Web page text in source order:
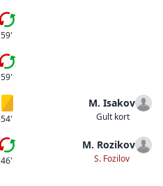
Andra bytet
59'
Första bytet
59'
Gult kort
54'
M. Isakov
Gult kort
Första bytet
46'
M. Rozikov
S. Fozilov